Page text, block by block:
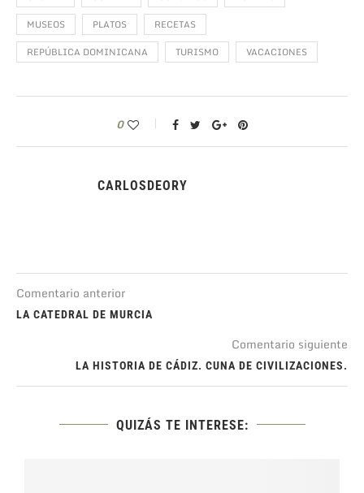
MUSEOS
PLATOS
RECETAS
REPÚBLICA DOMINICANA
TURISMO VACACIONES
0
CARLOSDEORY
Comentario anterior
LA CATEDRAL DE MURCIA
Comentario siguiente
LA HISTORIA DE CÁDIZ. CUNA DE CIVILIZACIONES.
QUIZÁS TE INTERESE: